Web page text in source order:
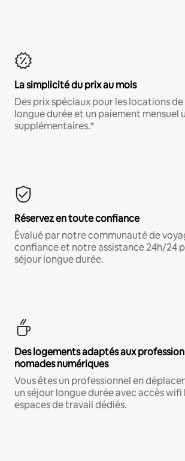
La simplicité du prix au mois
Des prix spéciaux pour les locations
longue durée et un paiement mensuel
supplémentaires.*
Réservez en toute confiance
Évalué par notre communauté de
confiance et notre assistance 24h/24
séjour longue durée.
Des logements adaptés aux
nomades numériques
Vous êtes un professionnel en
un séjour longue durée avec accès
espaces de travail dédiés.